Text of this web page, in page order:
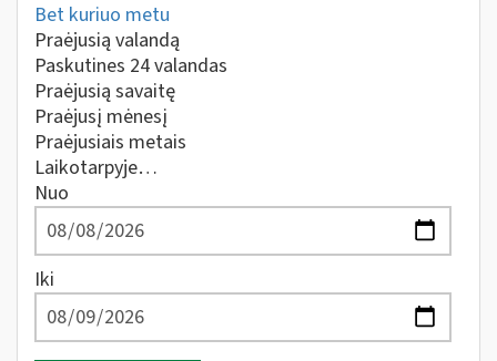
Bet kuriuo metu
Praėjusią valandą
Paskutines 24 valandas
Praėjusią savaitę
Praėjusį mėnesį
Praėjusiais metais
Laikotarpyje…
Nuo
Iki